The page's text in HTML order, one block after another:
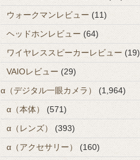
ウォークマンレビュー (11)
ヘッドホンレビュー (64)
ワイヤレススピーカーレビュー (19)
VAIOレビュー (29)
α（デジタル一眼カメラ）
(1,964)
α（本体）
(571)
α（レンズ）
(393)
α（アクセサリー）
(160)